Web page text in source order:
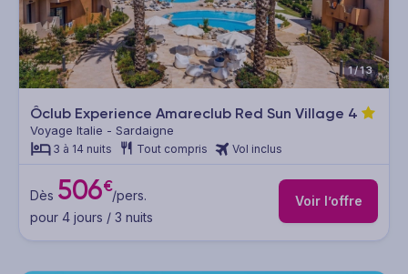
1/13
Ôclub Experience Amareclub Red Sun Village 4
Voyage Italie - Sardaigne
3 à 14 nuits Tout compris Vol inclus
Dès 506€/pers.
pour 4 jours / 3 nuits
Voir l’offre